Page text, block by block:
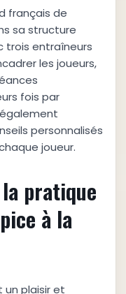
français de
sa structure
trois entraîneurs
les joueurs,
fois par
personnalisés
joueur.
pratique
à la
un plaisir et